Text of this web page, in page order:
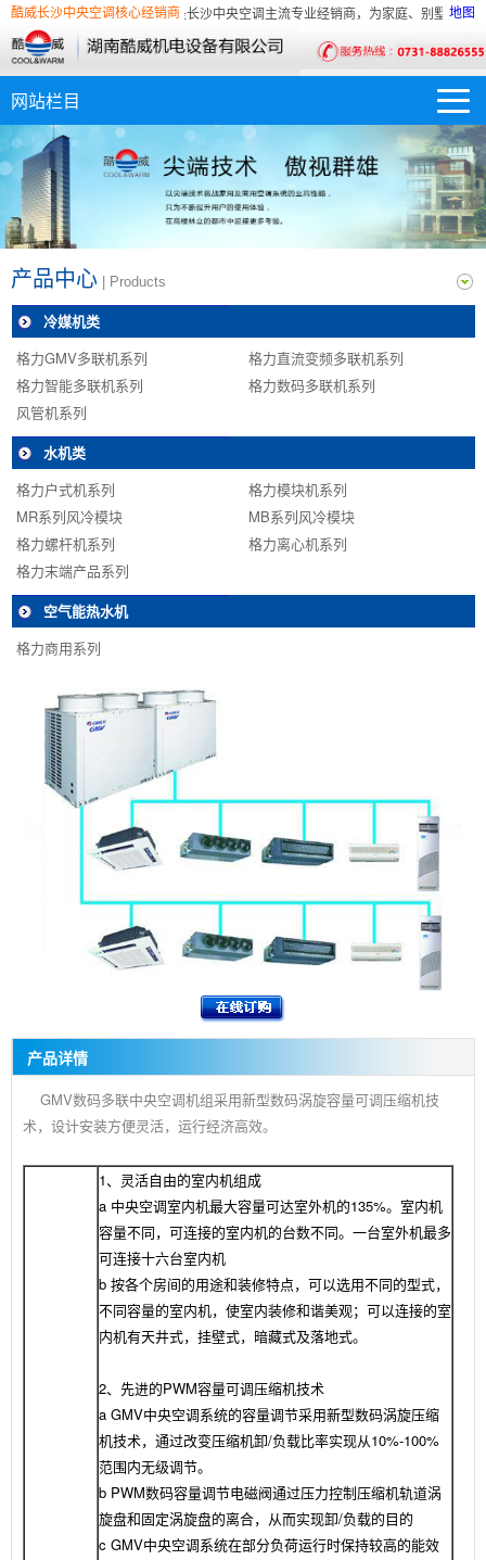
酷威长沙中央空调核心经销商 地图
湖南酷威智能科技有限公司是长沙中央空调主流专业经销商，为家庭、别墅、酒
式系统服务。
湖南酷威智能科技有限公司是长沙中央空调主流专业经销商，为家庭、别墅、酒
式系统服务。
产品中心 | Products
冷媒机类
格力GMV多联机系列
格力直流变频多联机系列
格力智能多联机系列
格力数码多联机系列
风管机系列
水机类
格力户式机系列
格力模块机系列
MR系列风冷模块
MB系列风冷模块
格力螺杆机系列
格力离心机系列
格力末端产品系列
空气能热水机
格力商用系列
产品详情
GMV数码多联中央空调机组采用新型数码涡旋容量可调压缩机技
术，设计安装方便灵活，运行经济高效。
1、灵活自由的室内机组成
a 中央空调室内机最大容量可达室外机的135%。室内机
容量不同，可连接的室内机的台数不同。一台室外机最多
可连接十六台室内机
b 按各个房间的用途和装修特点，可以选用不同的型式，
不同容量的室内机，使室内装修和谐美观；可以连接的室
内机有天井式，挂壁式，暗藏式及落地式。
2、先进的PWM容量可调压缩机技术
a GMV中央空调系统的容量调节采用新型数码涡旋压缩
机技术，通过改变压缩机卸/负载比率实现从10%-100%
范围内无级调节。
b PWM数码容量调节电磁阀通过压力控制压缩机轨道涡
旋盘和固定涡旋盘的离合，从而实现卸/负载的目的
c GMV中央空调系统在部分负荷运行时保持较高的能效